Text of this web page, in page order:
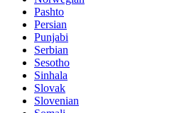
Pashto
Persian
Punjabi
Serbian
Sesotho
Sinhala
Slovak
Slovenian